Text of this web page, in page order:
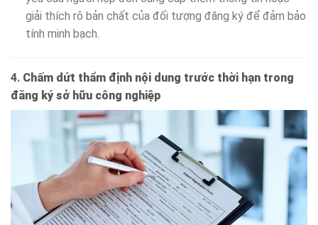
giải thích rõ bản chất của đối tượng đăng ký để đảm bảo
tính minh bạch.
4. Chấm dứt thẩm định nội dung trước thời hạn trong
đăng ký sở hữu công nghiệp